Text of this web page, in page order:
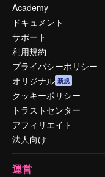
Academy
ドキュメント
サポート
利用規約
プライバシーポリシー
オリジナル 新規
クッキーポリシー
トラストセンター
アフィリエイト
法人向け
運営